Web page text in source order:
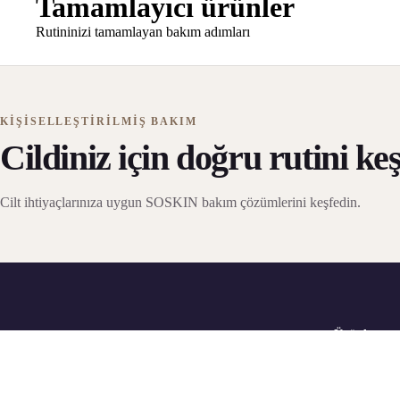
Tamamlayıcı ürünler
Rutininizi tamamlayan bakım adımları
KIŞISELLEŞTIRILMIŞ BAKIM
Cildiniz için doğru rutini
Cilt ihtiyaçlarınıza uygun SOSKIN bakım çözümlerini keşfedin.
Ürünler